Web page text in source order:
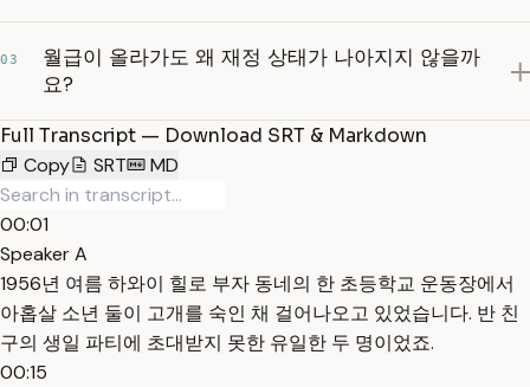
03
월급이 올라가도 왜 재정 상태가 나아지지 않을까
요?
Full Transcript — Download SRT & Markdown
Copy
SRT MD
00:01
Speaker A
1956년 여름 하와이 힐로 부자 동네의 한 초등학교 운동장에서
아홉살 소년 둘이 고개를 숙인 채 걸어나오고 있었습니다. 반 친
구의 생일 파티에 초대받지 못한 유일한 두 명이었죠.
00:15